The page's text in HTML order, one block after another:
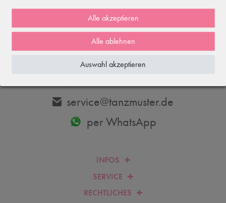
Meine Einwilligung kann ich jederzeit widerrufen.
INFOS
SERVICE
RECHTLICHES
DU HAST FRAGEN? WIR HELFEN DIR GERNE WEITER.
service@tanzmuster.de
per WhatsApp
Alle akzeptieren
Alle ablehnen
Auswahl akzeptieren